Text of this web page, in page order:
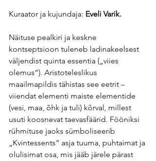
Kuraator ja kujundaja: Eveli Varik.
Näituse pealkiri ja keskne
kontseptsioon tuleneb ladinakeelsest
väljendist quinta essentia („viies
olemus“). Aristoteleslikus
maailmapildis tähistas see eetrit –
viiendat elementi maiste elementide
(vesi, maa, õhk ja tuli) kõrval, millest
usuti koosnevat taevasfäärid. Fööniksi
rühmituse jaoks sümboliseerib
„Kvintessents“ asja tuuma, puhtaimat ja
olulisimat osa, mis jääb järele pärast